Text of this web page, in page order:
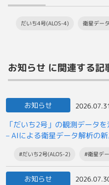
だいち4号(ALOS-4) 衛星デー
お知らせ に関連する記
お知らせ
「だいち2号」の観測データ
– AIによる衛星データ解析の
#だいち2号(ALOS-2) #衛星デ
お知らせ